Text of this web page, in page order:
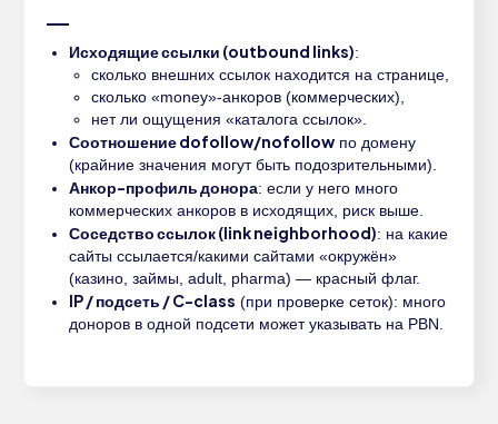
Исходящие ссылки (outbound links):
сколько внешних ссылок находится на странице,
сколько «money»-анкоров (коммерческих),
нет ли ощущения «каталога ссылок».
Соотношение dofollow/nofollow по домену
(крайние значения могут быть подозрительными).
Анкор-профиль донора: если у него много
коммерческих анкоров в исходящих, риск выше.
Соседство ссылок (link neighborhood): на какие
сайты ссылается/какими сайтами «окружён»
(казино, займы, adult, pharma) — красный флаг.
IP / подсеть / C-class (при проверке сеток): много
доноров в одной подсети может указывать на PBN.